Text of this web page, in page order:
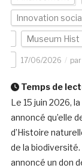
Innovation
Museum
17/06/2026 par
Temps de
Le 15 juin 2026,
annoncé qu’elle
d’Histoire
de la
annoncé un don